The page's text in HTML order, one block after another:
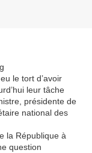
le tort d’avoir
leur tâche
présidente de
national des
la République à
question